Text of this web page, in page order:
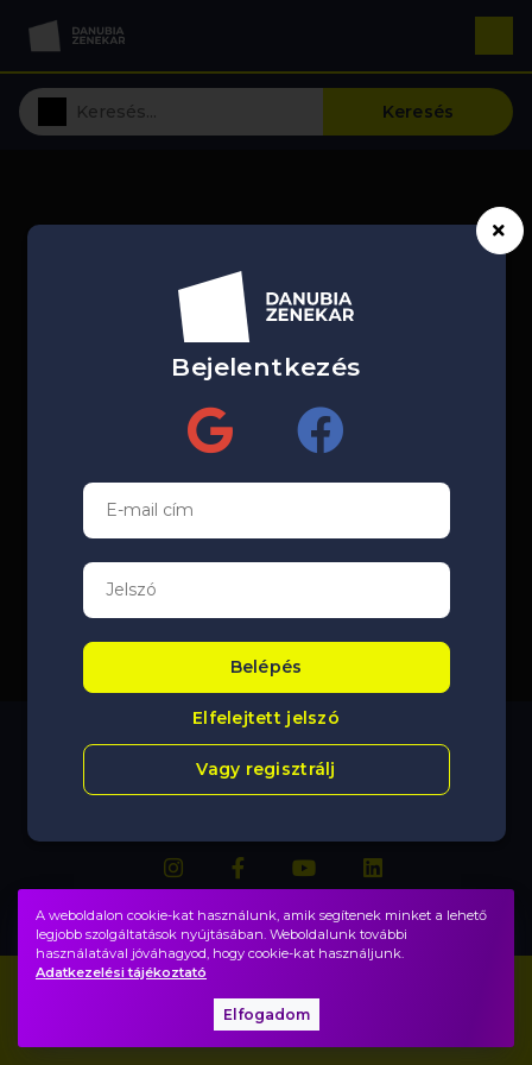
Keresés
Bejelentkezés
Belépés
Elfelejtett jelszó
Vagy regisztrálj
A weboldalon cookie-kat használunk, amik segítenek minket a lehető
legjobb szolgáltatások nyújtásában. Weboldalunk további
használatával jóváhagyod, hogy cookie-kat használjunk.
Adatkezelési tájékoztató
Elfogadom
Impresszum
Adatvédelem, ÁSZF